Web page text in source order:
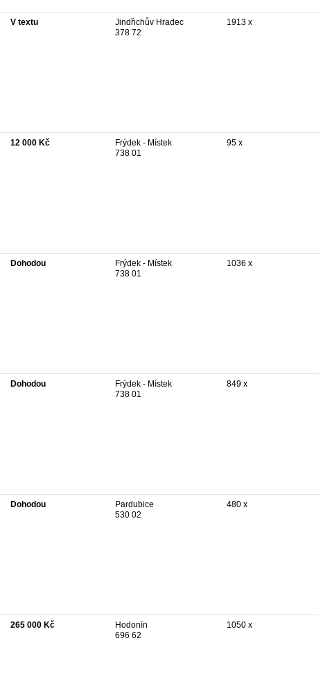
V textu
Jindřichův Hradec
378 72
1913 x
12 000 Kč
Frýdek - Místek
738 01
95 x
Dohodou
Frýdek - Místek
738 01
1036 x
Dohodou
Frýdek - Místek
738 01
849 x
Dohodou
Pardubice
530 02
480 x
265 000 Kč
Hodonín
696 62
1050 x